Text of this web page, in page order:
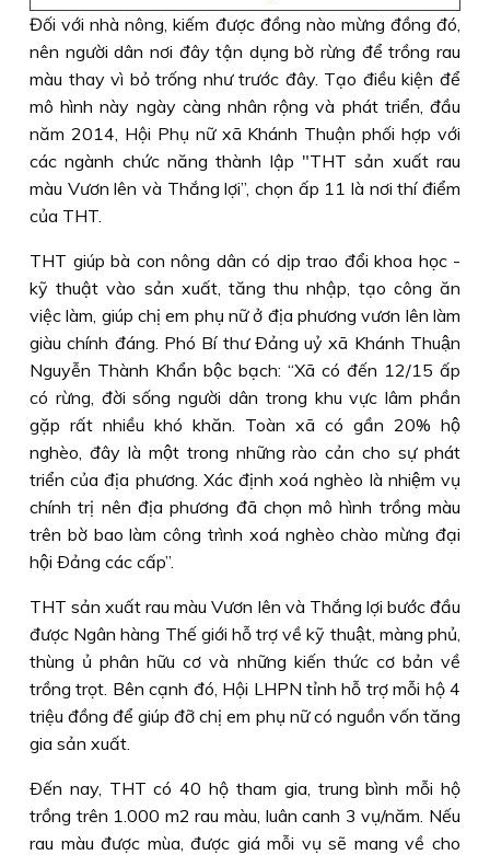
Đối với nhà nông, kiếm được đồng nào mừng đồng đó,
nên người dân nơi đây tận dụng bờ rừng để trồng rau
màu thay vì bỏ trống như trước đây. Tạo điều kiện để
mô hình này ngày càng nhân rộng và phát triển, đầu
năm 2014, Hội Phụ nữ xã Khánh Thuận phối hợp với
các ngành chức năng thành lập "THT sản xuất rau
màu Vươn lên và Thắng lợi”, chọn ấp 11 là nơi thí điểm
của THT.
THT giúp bà con nông dân có dịp trao đổi khoa học -
kỹ thuật vào sản xuất, tăng thu nhập, tạo công ăn
việc làm, giúp chị em phụ nữ ở địa phương vươn lên làm
giàu chính đáng. Phó Bí thư Ðảng uỷ xã Khánh Thuận
Nguyễn Thành Khẩn bộc bạch: “Xã có đến 12/15 ấp
có rừng, đời sống người dân trong khu vực lâm phần
gặp rất nhiều khó khăn. Toàn xã có gần 20% hộ
nghèo, đây là một trong những rào cản cho sự phát
triển của địa phương. Xác định xoá nghèo là nhiệm vụ
chính trị nên địa phương đã chọn mô hình trồng màu
trên bờ bao làm công trình xoá nghèo chào mừng đại
hội Ðảng các cấp”.
THT sản xuất rau màu Vươn lên và Thắng lợi bước đầu
được Ngân hàng Thế giới hỗ trợ về kỹ thuật, màng phủ,
thùng ủ phân hữu cơ và những kiến thức cơ bản về
trồng trọt. Bên cạnh đó, Hội LHPN tỉnh hỗ trợ mỗi hộ 4
triệu đồng để giúp đỡ chị em phụ nữ có nguồn vốn tăng
gia sản xuất.
Ðến nay, THT có 40 hộ tham gia, trung bình mỗi hộ
trồng trên 1.000 m2 rau màu, luân canh 3 vụ/năm. Nếu
rau màu được mùa, được giá mỗi vụ sẽ mang về cho